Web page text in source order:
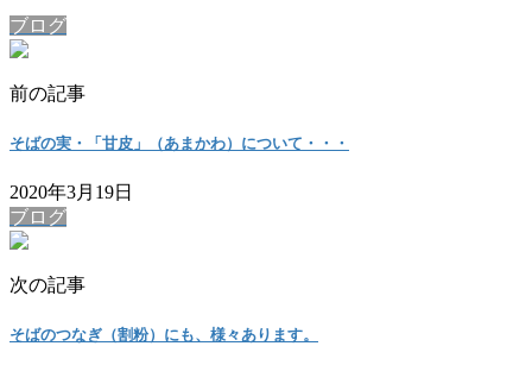
ブログ
前の記事
そばの実・「甘皮」（あまかわ）について・・・
2020年3月19日
ブログ
次の記事
そばのつなぎ（割粉）にも、様々あります。